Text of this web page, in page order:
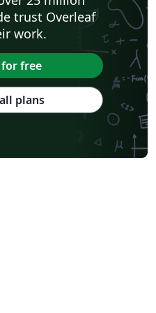
trust Overleaf
work.
free
plans